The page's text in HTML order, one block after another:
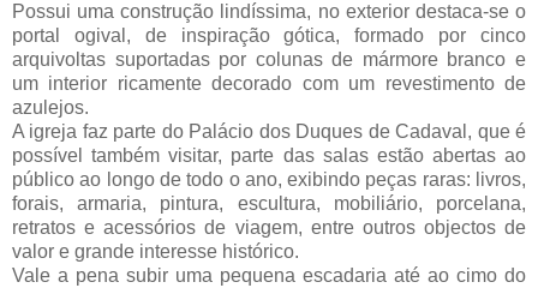
Possui uma construção lindíssima, no exterior destaca-se o
portal ogival, de inspiração gótica, formado por cinco
arquivoltas suportadas por colunas de mármore branco e
um interior ricamente decorado com um revestimento de
azulejos.
A igreja faz parte do Palácio dos Duques de Cadaval, que é
possível também visitar, parte das salas estão abertas ao
público ao longo de todo o ano, exibindo peças raras: livros,
forais, armaria, pintura, escultura, mobiliário, porcelana,
retratos e acessórios de viagem, entre outros objectos de
valor e grande interesse histórico.
Vale a pena subir uma pequena escadaria até ao cimo do